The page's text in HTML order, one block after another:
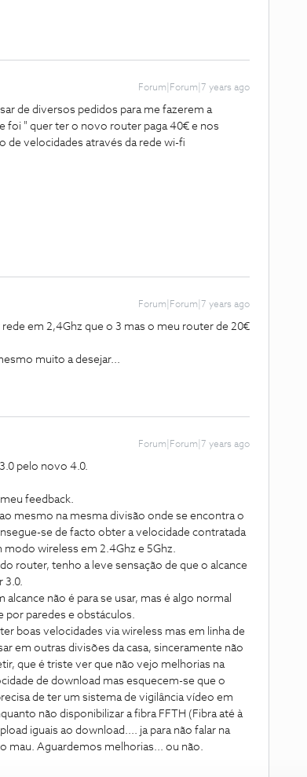
Forum|Forum|7 years ago
de diversos pedidos para me fazerem a
foi " quer ter o novo router paga 40€ e nos
velocidades através da rede wi-fi
Forum|Forum|7 years ago
em 2,4Ghz que o 3 mas o meu router de 20€
muito a desejar...
Forum|Forum|7 years ago
pelo novo 4.0.
feedback.
mesmo na mesma divisão onde se encontra o
se de facto obter a velocidade contratada
wireless em 2.4Ghz e 5Ghz.
router, tenho a leve sensação de que o alcance
3.0.
não é para se usar, mas é algo normal
por paredes e obstáculos.
boas velocidades via wireless mas em linha de
em outras divisões da casa, sinceramente não
que é triste ver que não vejo melhorias na
de download mas esquecem-se que o
de ter um sistema de vigilância vídeo em
não disponibilizar a fibra FFTH (Fibra até à
iguais ao download.... ja para não falar na
mau. Aguardemos melhorias... ou não.